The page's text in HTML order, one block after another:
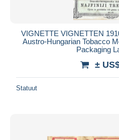
VIGNETTE VIGNETTEN
Austro-Hungarian Tobacco
Packaging
±
Statuut